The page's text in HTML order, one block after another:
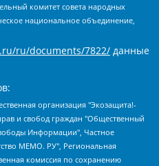
комитет совета народных
национальное объединение,
ru/documents/7822/ данные
Сергеевич, Тихонов Михаил Сергеевич, Общество с ограниченной ответственностью "ЖУРНАЛИСТ-ИНОСТРАННЫЙ АГЕНТ", Арапова Галина Юрьевна, Вольтская Татьяна Анатольевна, Американская компания "Mason G.E.S. Anonymous Foundation" (США), являющаяся владельцем интернет-издания https://mnews.world/, Компания "Stichting Bellingcat", зарегистрированная в Нидерландах (дата регистрации 11.07.2018), Захаров Андрей Вячеславович, Клепиковская Екатерина Дмитриевна, Общество с ограниченной ответственностью "МЕМО", Перл Роман Александрович, Симонов Евгений Алексеевич, Соловьева Елена Анатольевна, Сотников Даниил Владимирович, Сурначева Елизавета Дмитриевна, Автономная некоммерческая организация по защите прав человека и информированию населения "Якутия – Наше Мнение", Общество с ограниченной ответственностью "Москоу диджитал медиа", с 26.01.2023 Общество с ограниченной ответственностью "Чайка Белые сады", Ветошкина Валерия Валерьевна, Заговора Максим Александрович, Межрегиональное общественное движение "Российская ЛГБТ - сеть", Оленичев Максим Владимирович, Павлов Иван Юрьевич, Скворцова Елена Сергеевна, Общество с ограниченной ответственностью "Как бы инагент", Кочетков Игорь Викторович, Общество с ограниченной ответственностью "Честные выборы", Еланчик Олег Александрович, Общество с ограниченной ответственностью "Нобелевский призыв", Гималова Регина Эмилевна, Григорьев Андрей Валерьевич, Григорьева Алина Александровна, Ассоциация по содействию защите прав призывников, альтернативнослужащих и военнослужащих "Правозащитная группа "Гражданин.Армия.Право", Хисамова Регина Фаритовна, Автономная некоммерческая организация по реализации социально-правовых программ "Лилит", Дальневосточное общественное движение "Маяк", Санкт-Петербургская ЛГБТ-инициативная группа "Выход", Инициативная группа ЛГБТ+ "Реверс", Алексеев Андрей Викторович, Бекбулатова Таисия Львовна, Беляев Иван Михайлович, Владыкина Елена Сергеевна, Гельман Марат Александрович, Никульшина Вероника Юрьевна, Толоконникова Надежда Андреевна, Шендерович Виктор Анатольевич, Общество с ограниченной ответственностью "Данное сообщение", Общество с ограниченной ответственностью Издательский дом "Новая глава", Айнбиндер Александра Александровна, Московский комьюнити-центр для ЛГБТ+инициатив, Благотворительный фонд развития филантропии, Deutsche Welle (Германия, Kurt-Schumacher-Strasse 3, 53113 Bonn), Борзунова Мария Михайловна, Воробьев Виктор Викторович, Голубева Анна Львовна, Константинова Алла Михайловна, Малкова Ирина Владимировна, Мурадов Мурад Абдулгалимович, Осетинская Елизавета Николаевна, Понасенков Евгений Николаевич, Ганапольский Матвей Юрьевич, Киселев Евгений Алексеевич, Борухович Ирина Григорьевна, Дремин Иван Тимофеевич, Дубровский Дмитрий Викторович, Красноярская региональная общественная организация поддержки и развития альтернативных образовательных технологий и межкультурных коммуникаций "ИНТЕРРА", Маяковская Екатерина Алексеевна, Фейгин Марк Захарович, Филимонов Андрей Викторович, Дзугкоева Регина Николаевна, Доброхотов Роман Александрович, Дудь Юрий Александрович, Елкин Сергей Владимирович, Кругликов Кирилл Игоревич, Сабунаева Мария Леонидовна, Семенов Алексей Владимирович, Шаинян Карен Багратович, Шульман Екатерина Михайловна, Асафьев Артур Валерьевич, Вахштайн Виктор Семенович, Венедиктов Алексей Алексеевич, Лушникова Екатерина Евгеньевна, Волков Леонид Михайлович, Невзоров Александр Глебович, Пархоменко Сергей Борисович, Сироткин Ярослав Николаевич, Кара-Мурза Владимир Владимирович, Баранова Наталья Владимировна, Гозман Леонид Яковлевич, Кагарлицкий Борис Юльевич, Климарев Михаил Валерьевич, Милов Владимир Станиславович, Автономная некоммерческая организация Краснодарский центр современного искусства "Типография", Моргенштерн Алишер Тагирович, Соболь Любовь Эдуардовна, Общество с ограниченной ответственностью "ЛИЗА НОРМ", Каспаров Гарри Кимович, Ходорковский Михаил Борисович, Общество с ограниченной ответственностью "Апрельские тезисы", Данилович Ирина Брониславовна, Кашин Олег Владимирович, Петров Николай Владимирович, Пивоваров Алексей Владимирович, Соколов Михаил Владимирович, Цветкова Юлия Владимировна, Чичваркин Евгений Александрович, Комитет против пыток/Команда против пыток, Общество с ограниченной ответственностью "Первый научный", Общество с ограниченной ответственностью "Вертолет и ко", Белоцерковская Вероника Борисовна, Кац Максим Евгеньевич, Лазарева Татьяна Юрьевна, Шаведдинов Руслан Табризович, Яшин Илья Валерьевич, Общество с ограниченной ответственностью "Иноагент ААВ", Алешковский Дмитрий Петрович, Альбац Евгения Марковна, Быков Дмитрий Львович, Галямина Юлия Евгеньевна, Лойко Сергей Леонидович, Мартынов Кирилл Константинович, Медведев Сергей Александрович, Крашенинников Федор Геннадиевич, Гордеева Катерина Вл